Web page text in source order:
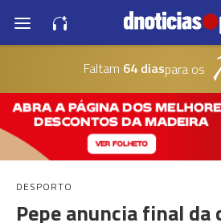
Faltam 64 diaspara os
DESPORTO
Pepe anuncia final da